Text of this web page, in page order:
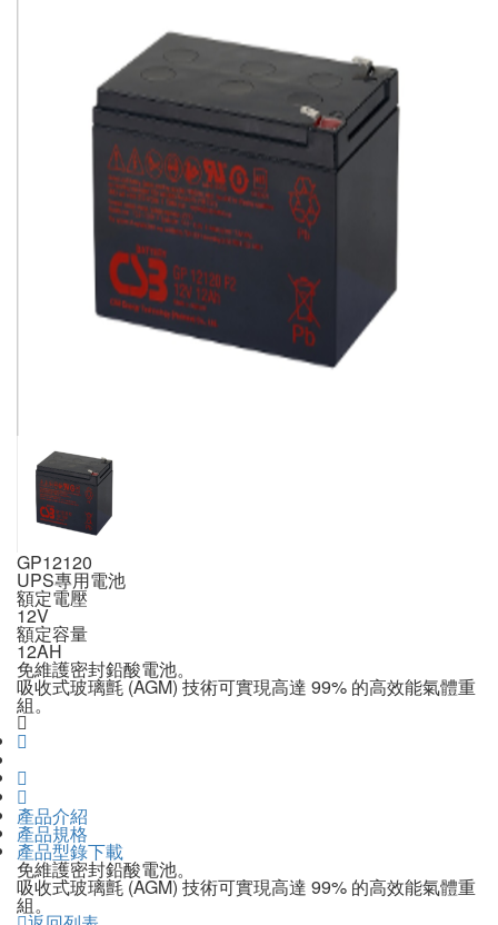
GP12120
UPS專用電池
額定電壓
12V
額定容量
12AH
免維護密封鉛酸電池。
吸收式玻璃氈 (AGM) 技術可實現高達 99% 的高效能氣體重
組。
產品介紹
產品規格
產品型錄下載
免維護密封鉛酸電池。
吸收式玻璃氈 (AGM) 技術可實現高達 99% 的高效能氣體重
組。